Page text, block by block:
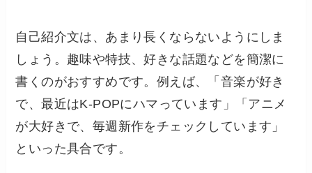
自己紹介文は、あまり長くならないようにしま
しょう。趣味や特技、好きな話題などを簡潔に
書くのがおすすめです。例えば、「音楽が好き
で、最近はK-POPにハマっています」「アニメ
が大好きで、毎週新作をチェックしています」
といった具合です。